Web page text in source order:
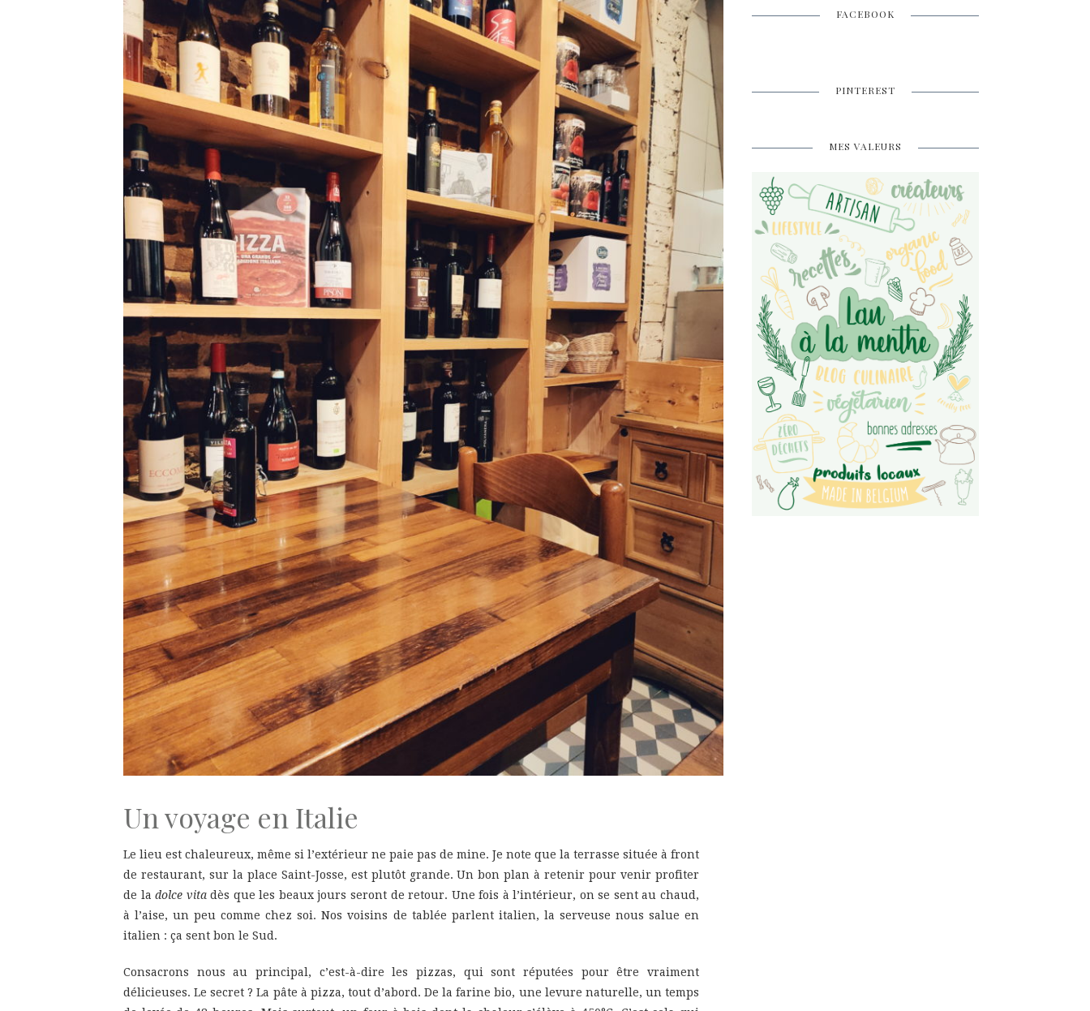
Un voyage en Italie
Le lieu est chaleureux, même si l’extérieur ne paie pas de mine. Je note que la terrasse située à front
de restaurant, sur la place Saint-Josse, est plutôt grande. Un bon plan à retenir pour venir profiter
de ladolce vitadès que les beaux jours seront de retour. Une fois à l’intérieur, on se sent au chaud,
à l’aise, un peu comme chez soi. Nos voisins de tablée parlent italien, la serveuse nous salue en
italien : ça sent bon le Sud.
Consacrons nous au principal, c’est-à-dire les pizzas, qui sont réputées pour être vraiment
délicieuses. Le secret ? La pâte à pizza, tout d’abord. De la farine bio, une levure naturelle, un temps
FACEBOOK
PINTEREST
MES VALEURS